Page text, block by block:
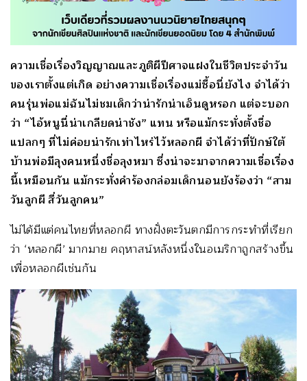
ความเชื่อเรื่องวิญญาณและภูติผีปีศาจแฝงในชีวิตประจำวัน
ของเราตั้งแต่เกิด อย่างความเชื่อเรื่องแม่ซื้อนี่ยังไง จำได้ว่า
คนรุ่นพ่อแม่ฉันไม่ชมเด็กว่าน่ารักน่าเอ็นดูหรอก แต่จะบอก
ว่า “ไอ้หนูนี่น่าเกลียดน่าชัง” แทน หรือแม้กระทั่งตั้งชื่อ
แปลกๆ ที่ไม่ค่อยน่ารักเท่าไหร่ไว้หลอกผี จำได้ว่าที่ปักษ์ใต้
บ้านพ่อมีลุงคนหนึ่งชื่อลุงหมา ซึ่งน่าจะมาจากความเชื่อเรื่อง
นี้เหมือนกัน แม้กระทั่งคำร้องกล่อมเด็กนอนยังร้องว่า “สาม
วันลูกผี สี่วันลูกคน”
ไม่ได้มีแต่คนไทยที่หลอกผี ทางฝั่งตะวันตกมีการกระทำที่เรียก
ว่า ‘หลอกผี’ มากมาย คฤหาสน์หลังหนึ่งในอเมริกาถูกสร้างขึ้น
เพื่อหลอกผีเช่นกัน